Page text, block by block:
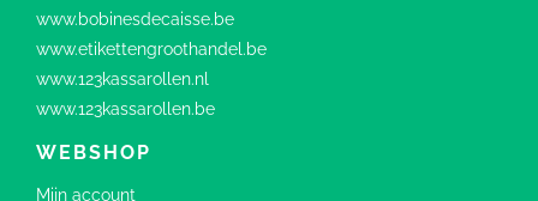
www.bobinesdecaisse.be
www.etikettengroothandel.be
www.123kassarollen.nl
www.123kassarollen.be
WEBSHOP
Mijn account